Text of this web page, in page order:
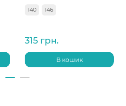
140 146
315 грн.
В кошик